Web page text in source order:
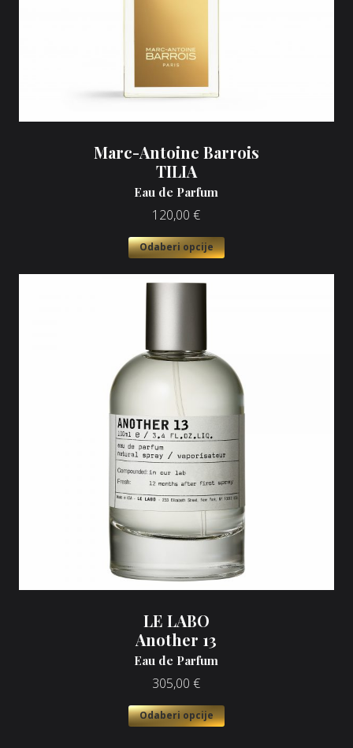
Marc-Antoine Barrois
TILIA
Eau de Parfum
120,00 €
Odaberi opcije
LE LABO
Another 13
Eau de Parfum
305,00 €
Odaberi opcije